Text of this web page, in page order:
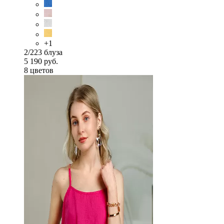
+1
2/223 блуза
5 190 руб.
8 цветов